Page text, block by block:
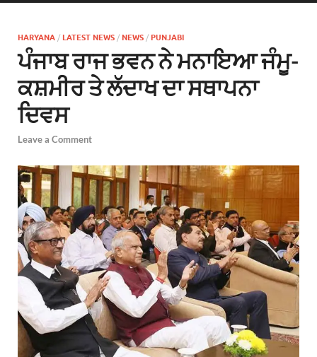
HARYANA / LATEST NEWS / NEWS / PUNJABI
ਪੰਜਾਬ ਰਾਜ ਭਵਨ ਨੇ ਮਨਾਇਆ ਜੰਮੂ-
ਕਸ਼ਮੀਰ ਤੇ ਲੱਦਾਖ ਦਾ ਸਥਾਪਨਾ
ਦਿਵਸ
Leave a Comment